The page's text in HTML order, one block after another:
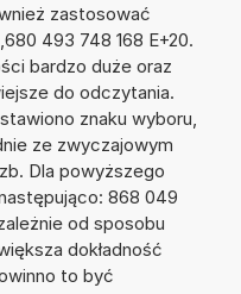
zastosować
493 748 168 E+20.
bardzo duże oraz
do odczytania.
znaku wyboru,
ze zwyczajowym
Dla powyższego
868 049
od sposobu
dokładność
to być